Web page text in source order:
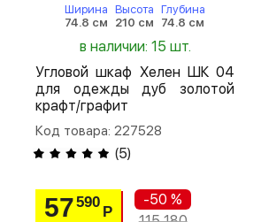
Ширина
74.8 см
Высота
210 см
Глубина
74.8 см
в наличии: 15 шт.
Угловой шкаф Хелен ШК 04
для одежды дуб золотой
крафт/графит
Код товара: 227528
(5)
57590
Р
-50 %